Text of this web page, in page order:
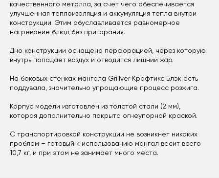
качественного металла, за счет чего обеспечивается
улучшенная теплоизоляция и аккумуляция тепла внутри
конструкции. Этим обуславливается равномерное
нагревание блюд без пригорания.
Дно конструкции оснащено перфорацией, через которую
внутрь попадает воздух и отводится лишний жар.
На боковых стенках мангала Grillver Крафтикс Блэк есть
поддувала, значительно упрощающие процесс розжига.
Корпус модели изготовлен из толстой стали (2 мм),
которая дополнительно покрыта огнеупорной краской.
С транспортировкой конструкции не возникнет никаких
проблем – готовый к использованию мангал весит всего
10,7 кг, и при этом не занимает много места.